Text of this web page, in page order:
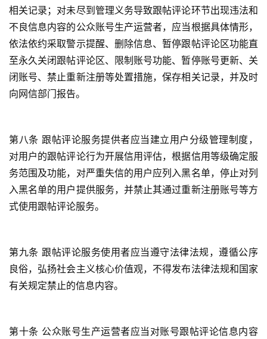
心
乐
菩
提
专
公
益
慈
善
人
物
巡
登录 注册
相关记录；对未尽到管理义务导致跟帖评论环节出现违法和
不良信息内容的公众账号生产运营者，应当根据具体情形，
依法依约采取警示提醒、删除信息、暂停跟帖评论区功能直
至永久关闭跟帖评论区、限制账号功能、暂停账号更新、关
闭账号、禁止重新注册等处置措施，保存相关记录，并及时
向网信部门报告。
第八条 跟帖评论服务提供者应当建立用户分级管理制度，
对用户的跟帖评论行为开展信用评估，根据信用等级确定服
务范围及功能，对严重失信的用户应列入黑名单，停止对列
入黑名单的用户提供服务，并禁止其通过重新注册账号等方
式使用跟帖评论服务。
第九条 跟帖评论服务使用者应当遵守法律法规，遵循公序
良俗，弘扬社会主义核心价值观，不得发布法律法规和国家
有关规定禁止的信息内容。
第十条 公众账号生产运营者应当对账号跟帖评论信息内容